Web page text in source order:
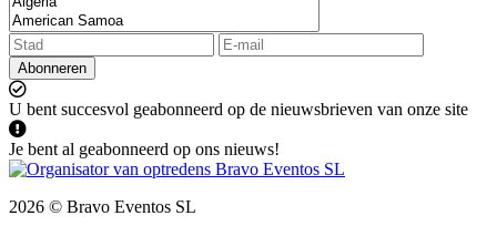
Abonneren
U bent succesvol geabonneerd op de nieuwsbrieven van onze site
Je bent al geabonneerd op ons nieuws!
2026 © Bravo Eventos SL